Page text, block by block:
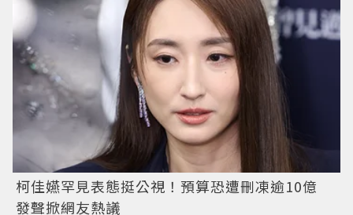
柯佳嬿罕見表態挺公視！預算恐遭刪凍逾10億
發聲掀網友熱議